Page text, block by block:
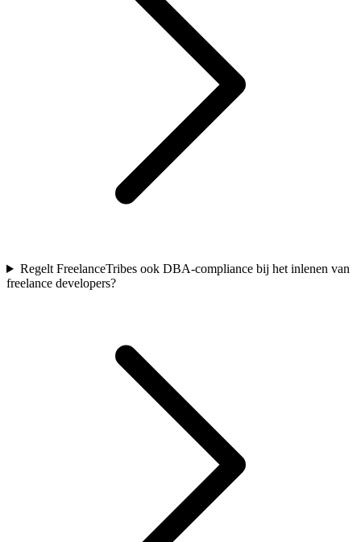
Regelt FreelanceTribes ook DBA-compliance bij het inlenen van
freelance developers?